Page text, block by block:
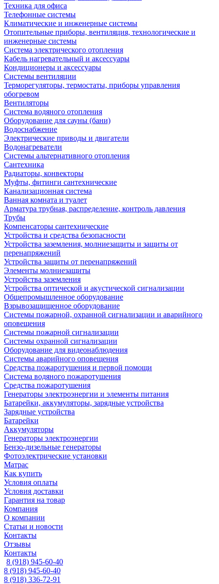
Техника для офиса
Телефонные системы
Климатические и инженерные системы
Отопительные приборы, вентиляция, технологические и
инженерные системы
Система электрического отопления
Кабель нагревательный и аксессуары
Кондиционеры и аксессуары
Системы вентиляции
Терморегуляторы, термостаты, приборы управления
обогревом
Вентиляторы
Система водяного отопления
Оборудование для сауны (бани)
Водоснабжение
Электрические приводы и двигатели
Водонагреватели
Системы альтернативного отопления
Сантехника
Радиаторы, конвекторы
Муфты, фитинги сантехнические
Канализационная система
Ванная комната и туалет
Арматура трубная, распределение, контроль давления
Трубы
Компенсаторы сантехнические
Устройства и средства безопасности
Устройства заземления, молниезащиты и защиты от
перенапряжений
Устройства защиты от перенапряжений
Элементы молниезащиты
Устройства заземления
Устройства оптической и акустической сигнализации
Общепромышленное оборудование
Взрывозащищенное оборудование
Системы пожарной, охранной сигнализации и аварийного
оповещения
Системы пожарной сигнализации
Системы охранной сигнализации
Оборудование для видеонаблюдения
Системы аварийного оповещения
Средства пожаротушения и первой помощи
Система водяного пожаротушения
Средства пожаротушения
Генераторы электроэнергии и элементы питания
Батарейки, аккумуляторы, зарядные устройства
Зарядные устройства
Батарейки
Аккумуляторы
Генераторы электроэнергии
Бензо-дизельные генераторы
Фотоэлектрические установки
Матрас
Как купить
Условия оплаты
Условия доставки
Гарантия на товар
Компания
О компании
Статьи и новости
Контакты
Отзывы
Контакты
8 (918) 945-60-40
8 (918) 945-60-40
8 (918) 336-72-91